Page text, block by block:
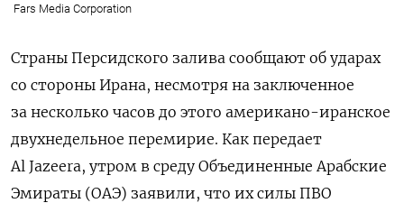
Fars Media Corporation
Страны Персидского залива сообщают об ударах
со стороны Ирана, несмотря на заключенное
за несколько часов до этого американо-иранское
двухнедельное перемирие. Как передает
Al Jazeera, утром в среду Объединенные Арабские
Эмираты (ОАЭ) заявили, что их силы ПВО